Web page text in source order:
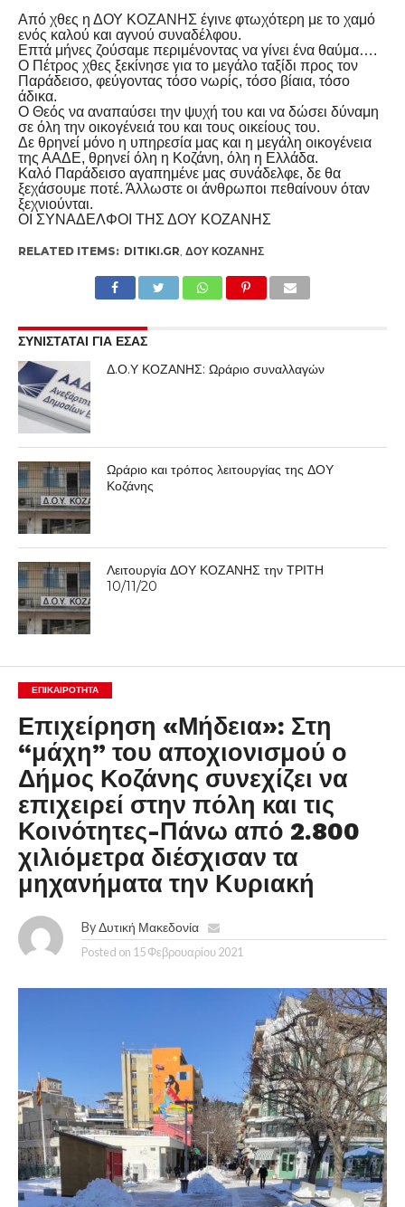
Από χθες η ΔΟΥ ΚΟΖΑΝΗΣ έγινε φτωχότερη με το χαμό
ενός καλού και αγνού συναδέλφου.
Επτά μήνες ζούσαμε περιμένοντας να γίνει ένα θαύμα….
Ο Πέτρος χθες ξεκίνησε για το μεγάλο ταξίδι προς τον
Παράδεισο, φεύγοντας τόσο νωρίς, τόσο βίαια, τόσο
άδικα.
Ο Θεός να αναπαύσει την ψυχή του και να δώσει δύναμη
σε όλη την οικογένειά του και τους οικείους του.
Δε θρηνεί μόνο η υπηρεσία μας και η μεγάλη οικογένεια
της ΑΑΔΕ, θρηνεί όλη η Κοζάνη, όλη η Ελλάδα.
Καλό Παράδεισο αγαπημένε μας συνάδελφε, δε θα
ξεχάσουμε ποτέ. Άλλωστε οι άνθρωποι πεθαίνουν όταν
ξεχνιούνται.
ΟΙ ΣΥΝΑΔΕΛΦΟΙ ΤΗΣ ΔΟΥ ΚΟΖΑΝΗΣ
RELATED ITEMS: DITIKI.GR, ΔΟΥ ΚΟΖΆΝΗΣ
ΣΥΝΙΣΤΑΤΑΙ ΓΙΑ ΕΣΑΣ
Δ.Ο.Υ ΚΟΖΑΝΗΣ: Ωράριο συναλλαγών
Ωράριο και τρόπος λειτουργίας της ΔΟΥ
Κοζάνης
Λειτουργία ΔΟΥ ΚΟΖΑΝΗΣ την ΤΡΙΤΗ
10/11/20
ΕΠΙΚΑΙΡΟΤΗΤΑ
Επιχείρηση «Μήδεια»: Στη
“μάχη” του αποχιονισμού ο
Δήμος Κοζάνης συνεχίζει να
επιχειρεί στην πόλη και τις
Κοινότητες-Πάνω από 2.800
χιλιόμετρα διέσχισαν τα
μηχανήματα την Κυριακή
By Δυτική Μακεδονία
Posted on 15 Φεβρουαρίου 2021